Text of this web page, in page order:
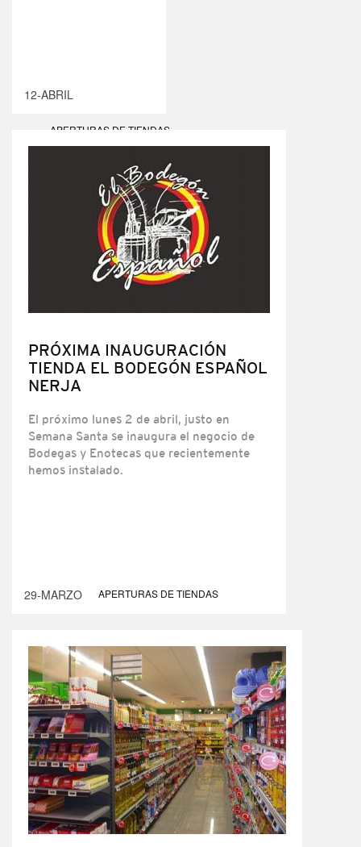
12-ABRIL
APERTURAS DE TIENDAS
PRÓXIMA INAUGURACIÓN
TIENDA EL BODEGÓN ESPAÑOL
NERJA
El próximo lunes 2 de abril, justo en
Semana Santa se inaugura el negocio de
Bodegas y Enotecas que recientemente
hemos instalado.
29-MARZO APERTURAS DE TIENDAS